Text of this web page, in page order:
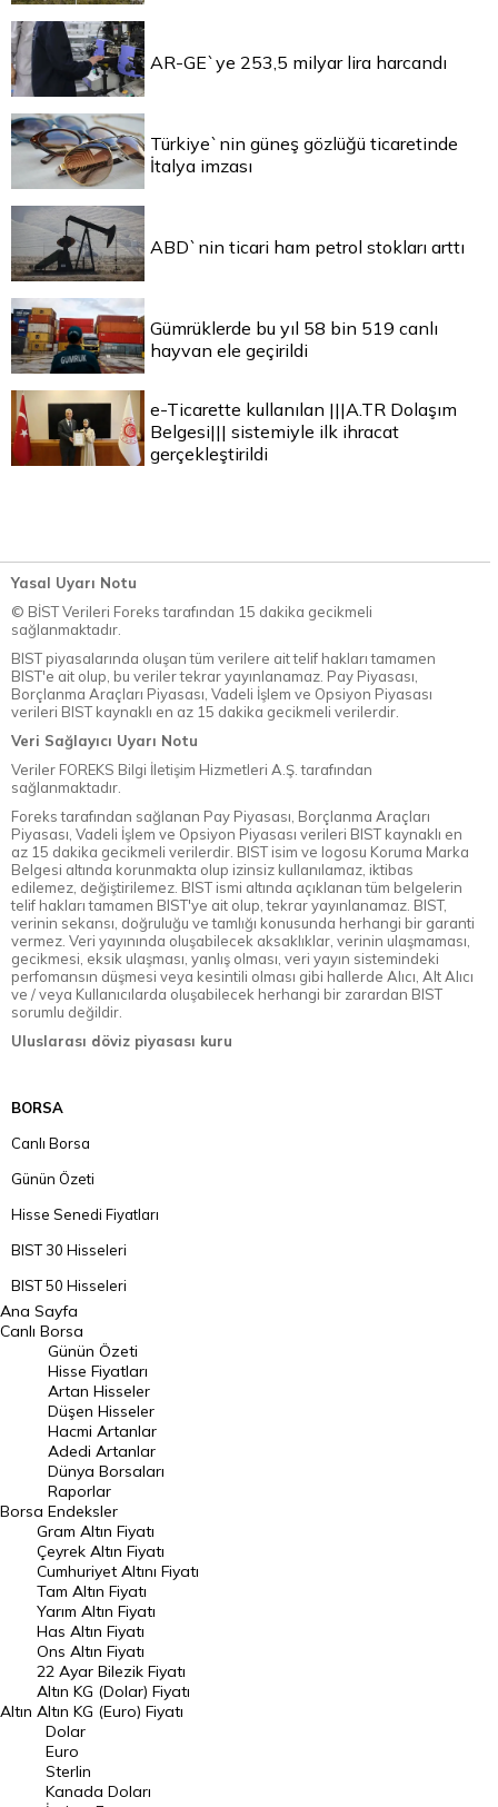
AR-GE`ye 253,5 milyar lira harcandı
Türkiye`nin güneş gözlüğü ticaretinde
İtalya imzası
ABD`nin ticari ham petrol stokları arttı
Gümrüklerde bu yıl 58 bin 519 canlı
hayvan ele geçirildi
e-Ticarette kullanılan |||A.TR Dolaşım
Belgesi||| sistemiyle ilk ihracat
gerçekleştirildi
Yasal Uyarı Notu
© BİST Verileri Foreks tarafından 15 dakika gecikmeli
sağlanmaktadır.
BIST piyasalarında oluşan tüm verilere ait telif hakları tamamen
BIST'e ait olup, bu veriler tekrar yayınlanamaz. Pay Piyasası,
Borçlanma Araçları Piyasası, Vadeli İşlem ve Opsiyon Piyasası
verileri BIST kaynaklı en az 15 dakika gecikmeli verilerdir.
Veri Sağlayıcı Uyarı Notu
Veriler FOREKS Bilgi İletişim Hizmetleri A.Ş. tarafından
sağlanmaktadır.
Foreks tarafından sağlanan Pay Piyasası, Borçlanma Araçları
Piyasası, Vadeli İşlem ve Opsiyon Piyasası verileri BIST kaynaklı en
az 15 dakika gecikmeli verilerdir. BIST isim ve logosu Koruma Marka
Belgesi altında korunmakta olup izinsiz kullanılamaz, iktibas
edilemez, değiştirilemez. BIST ismi altında açıklanan tüm belgelerin
telif hakları tamamen BIST'ye ait olup, tekrar yayınlanamaz. BIST,
verinin sekansı, doğruluğu ve tamlığı konusunda herhangi bir garanti
vermez. Veri yayınında oluşabilecek aksaklıklar, verinin ulaşmaması,
gecikmesi, eksik ulaşması, yanlış olması, veri yayın sistemindeki
perfomansın düşmesi veya kesintili olması gibi hallerde Alıcı, Alt Alıcı
ve / veya Kullanıcılarda oluşabilecek herhangi bir zarardan BIST
sorumlu değildir.
Uluslarası döviz piyasası kuru
BORSA
Canlı Borsa
Günün Özeti
Hisse Senedi Fiyatları
BIST 30 Hisseleri
BIST 50 Hisseleri
BIST 100 Hisseleri
En Çok Artan Hisseler
En Çok Düşen Hisseler
Hacmi Artanlar
Geçmiş Kapanışlar
Dünya Borsaları
Raporlar
Endeksler
DÖVİZ
Döviz Kuru
Dolar Kuru
Euro Kuru
Pound Kuru
Frank Kuru
Ana Sayfa
Canlı Borsa
Borsa
Günün Özeti
Hisse Fiyatları
Artan Hisseler
Düşen Hisseler
Hacmi Artanlar
Adedi Artanlar
Dünya Borsaları
Raporlar
Endeksler
Altın
Gram Altın Fiyatı
Çeyrek Altın Fiyatı
Cumhuriyet Altını Fiyatı
Tam Altın Fiyatı
Yarım Altın Fiyatı
Has Altın Fiyatı
Ons Altın Fiyatı
22 Ayar Bilezik Fiyatı
Altın KG (Dolar) Fiyatı
Altın KG (Euro) Fiyatı
Dolar
Euro
Sterlin
Kanada Doları